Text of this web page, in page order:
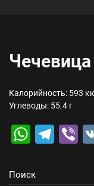
Чечевица
Калорийность: 593
Углеводы: 55.4 г
Поиск